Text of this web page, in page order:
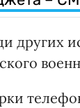
других